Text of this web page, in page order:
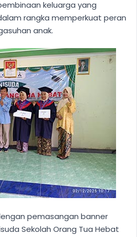
keluarga yang
rangka memperkuat peran
anak.
pemasangan banner
Sekolah Orang Tua Hebat